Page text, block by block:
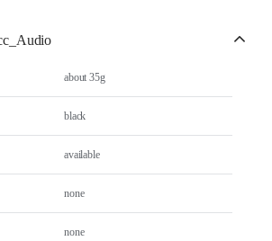
about 35g
black
available
none
none